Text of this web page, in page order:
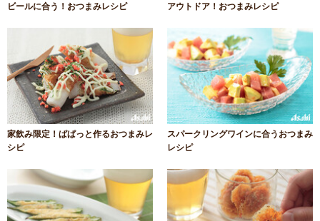
ビールに合う！おつまみレシピ アウトドア！おつまみレシピ
家飲み限定！ぱぱっと作るおつまみレ
シピ
スパークリングワインに合うおつまみ
レシピ